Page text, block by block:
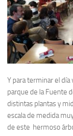
Y para terminar el
parque de la Fuente
distintas plantas y
escala de medida
de este hermoso